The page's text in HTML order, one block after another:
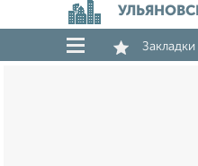
Закладки